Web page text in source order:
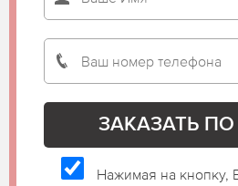
Нажимая на кнопку,